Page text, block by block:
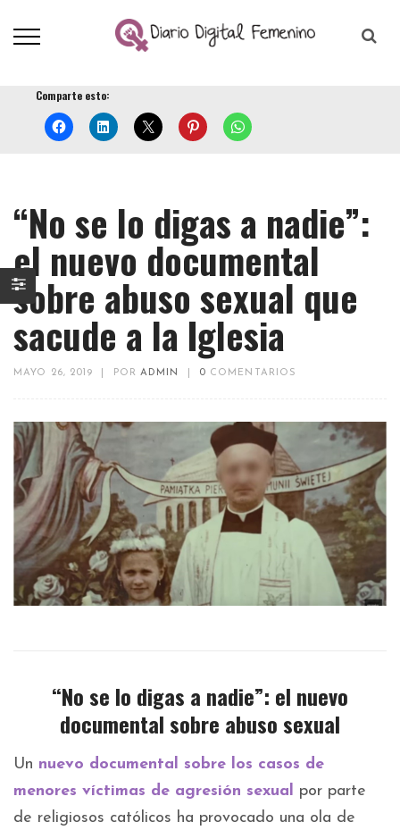
Comparte esto:
“No se lo digas a nadie”:
el nuevo documental
sobre abuso sexual que
sacude a la Iglesia
MAYO 26, 2019 PORADMIN 0 COMENTARIOS
“No se lo digas a nadie”: el nuevo
documental sobre abuso sexual
Un nuevo documental sobre los casos de
menores víctimas de agresión sexual por parte
de religiosos católicos ha provocado una ola de